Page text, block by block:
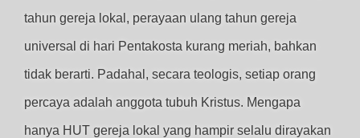
tahun gereja lokal, perayaan ulang tahun gereja
universal di hari Pentakosta kurang meriah, bahkan
tidak berarti. Padahal, secara teologis, setiap orang
percaya adalah anggota tubuh Kristus. Mengapa
hanya HUT gereja lokal yang hampir selalu dirayakan